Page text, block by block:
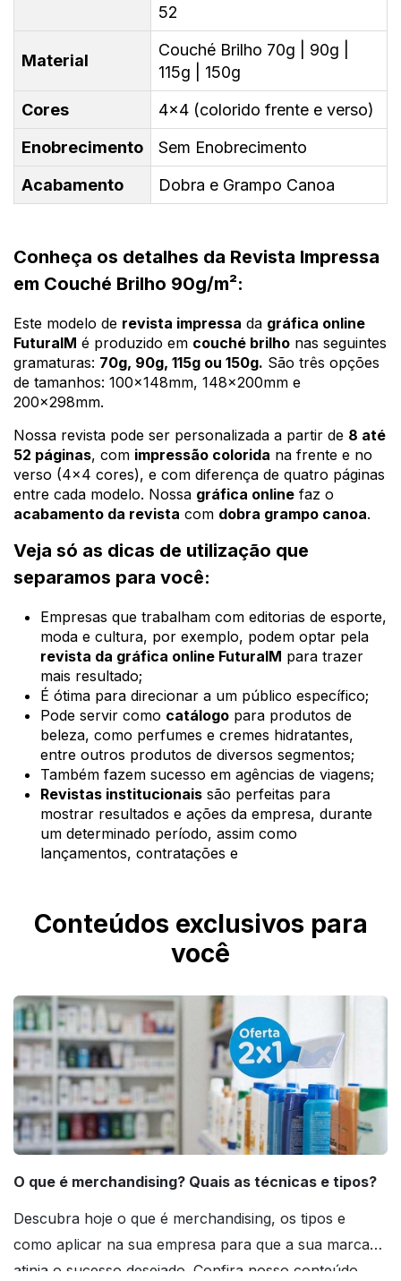
52
Material
Couché Brilho 70g | 90g |
115g | 150g
Cores
4x4 (colorido frente e verso)
Enobrecimento
Sem Enobrecimento
Acabamento
Dobra e Grampo Canoa
Conheça os detalhes da Revista Impressa
em Couché Brilho 90g/m²:
Este modelo de revista impressa da gráfica online
FuturaIM é produzido em couché brilho nas seguintes
gramaturas: 70g, 90g, 115g ou 150g. São três opções
de tamanhos: 100x148mm, 148x200mm e
200x298mm.
Nossa revista pode ser personalizada a partir de 8 até
52 páginas, com impressão colorida na frente e no
verso (4x4 cores), e com diferença de quatro páginas
entre cada modelo. Nossa gráfica online faz o
acabamento da revista com dobra grampo canoa.
Veja só as dicas de utilização que
separamos para você:
Empresas que trabalham com editorias de esporte,
moda e cultura, por exemplo, podem optar pela
revista da gráfica online FuturaIM para trazer
mais resultado;
É ótima para direcionar a um público específico;
Pode servir como catálogo para produtos de
beleza, como perfumes e cremes hidratantes,
entre outros produtos de diversos segmentos;
Também fazem sucesso em agências de viagens;
Revistas institucionais são perfeitas para
mostrar resultados e ações da empresa, durante
um determinado período, assim como
lançamentos, contratações e
Conteúdos exclusivos para
você
O que é merchandising? Quais as técnicas e tipos?
Descubra hoje o que é merchandising, os tipos e
como aplicar na sua empresa para que a sua marca
atinja o sucesso desejado. Confira nosso conteúdo